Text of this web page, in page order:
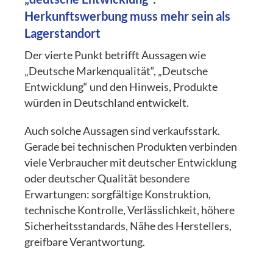
Herkunftswerbung muss mehr sein als
Lagerstandort
Der vierte Punkt betrifft Aussagen wie
„Deutsche Markenqualität“, „Deutsche
Entwicklung“ und den Hinweis, Produkte
würden in Deutschland entwickelt.
Auch solche Aussagen sind verkaufsstark.
Gerade bei technischen Produkten verbinden
viele Verbraucher mit deutscher Entwicklung
oder deutscher Qualität besondere
Erwartungen: sorgfältige Konstruktion,
technische Kontrolle, Verlässlichkeit, höhere
Sicherheitsstandards, Nähe des Herstellers,
greifbare Verantwortung.